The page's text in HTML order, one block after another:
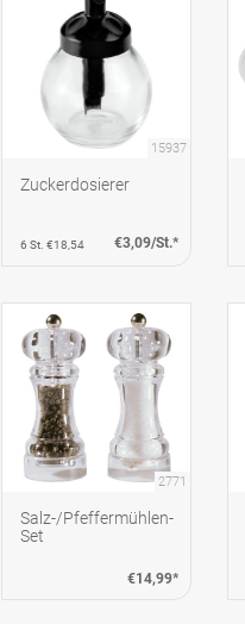
15937
Zuckerdosierer
6 St. €18,54 €3,09/St.*
2771
Salz-/Pfeffermühlen-
Set
€14,99*